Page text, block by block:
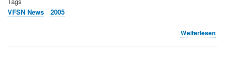
VFSN News
2005
Weiterlesen